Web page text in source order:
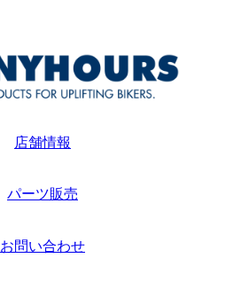
店舗情報
パーツ販売
お問い合わせ